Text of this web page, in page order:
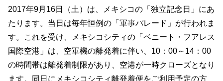
2017年9月16日（土）は、メキシコの「独立記念日」にあ
たります。当日は毎年恒例の「軍事パレード」が行われま
す。これを受け、メキシコシティの「ベニート・フアレス
国際空港」は、空軍機の離発着に伴い、10：00～14：00
の時間帯は離発着制限があり、空港が一時クローズとなり
ます。同日にメキシコシティ離発着便をご利用予定の方